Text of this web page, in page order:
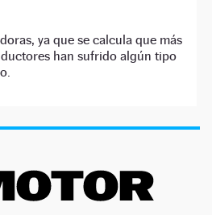
ya que se calcula que más
han sufrido algún tipo